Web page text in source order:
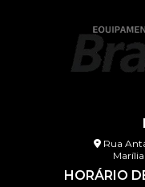
Rua
HORÁRIO